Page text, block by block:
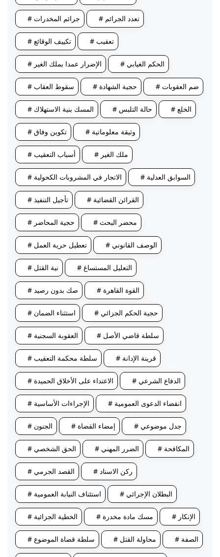
# جرائم المخدرات # تعدد الجرائم
# تكييف الوقائع # تعقيب
# الإضرار عمدا بملك الغير # الحكم الغيابي
# سقوط العقاب # حجية الشهادة # ضم العقوبات
# المسك بنية الاستهلاك # حالة التلبس # الخلع
# تكوين وفاق # وثيقة معلوماتية
# أسباب التعقيب # ملك الغير
# الاتجار في المشروبات الكحولية # السوابق العدلية
# تأجيل التنفيذ # القرائن القضائية
# حجية المحاضر # محضر البحث
# تعطيل حرية العمل # الوصف القانوني
# نية القتل # التعليل المستساغ
# صك بدون رصيد # القوة القاهرة
# استثناء الضمان # حجية الحكم الجزائي
# العقوبة السجنية # سلطة قاضي الأصل
# سلطة محكمة التعقيب # قرينة الإدانة
# الاعتداء على الأخلاق الحميدة # الدفاع الشرعي
# الإجراءات الأساسية # انقضاء الدعوى العمومية
# الجنون # إمضاء القضاة # جدل موضوعي
# الحق الشخصي # الضرر المهني # المكافحة
# القصد الجرمي # ركن الاسناد
# استئناف النيابة العمومية # البطلان الإجرائي
# الخطية الجزائية # مسك مادة مخدرة # الإنكار
# سلطة قضاة الموضوع # محاولة القتل # الصفة